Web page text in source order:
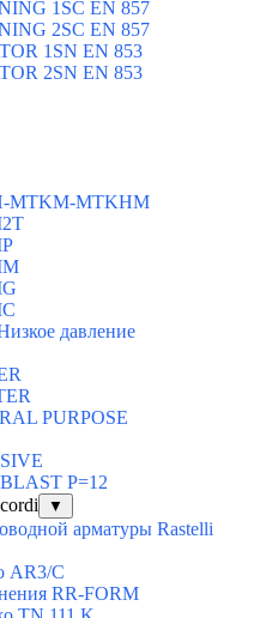
1SC EN 857
2SC EN 857
1SN EN 853
2SN EN 853
MTKM-MTKHM
давление
PURPOSE
P=12
▼
арматуры Rastelli
AR3/C
RR-FORM